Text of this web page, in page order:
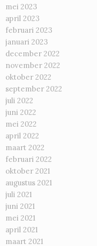
mei 2023
april 2023
februari 2023
januari 2023
december 2022
november 2022
oktober 2022
september 2022
juli 2022
juni 2022
mei 2022
april 2022
maart 2022
februari 2022
oktober 2021
augustus 2021
juli 2021
juni 2021
mei 2021
april 2021
maart 2021